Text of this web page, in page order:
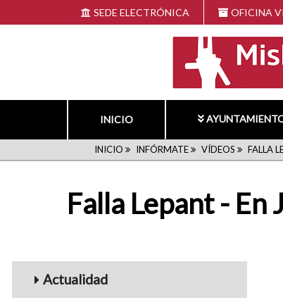
al
SEDE ELECTRÓNICA OFICINA
INICIO
RUTA
DE
NAVEGACIÓN
INICIO INFÓRMATE VÍDEOS FALLA
Falla Lepant - En
Menu_Videos
Actualidad